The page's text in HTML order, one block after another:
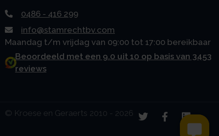
0486 - 416 299
info@stamrechtbv.com
Maandag t/m vrijdag van 09:00 tot 17:00 bereikbaar
Beoordeeld met een 9.0 uit 10 op basis van 3453
reviews
© Kroese en Geraerts 2010 - 2026